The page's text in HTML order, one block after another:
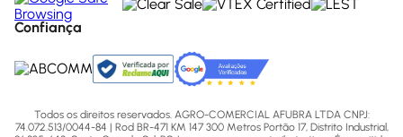
Confiança
Todos os direitos reservados. AGRO-COMERCIAL AFUBRA LTDA CNPJ:
74.072.513/0044-84 | Rod BR-471 KM 147 300 Metros Portão 17, Distrito Industrial,